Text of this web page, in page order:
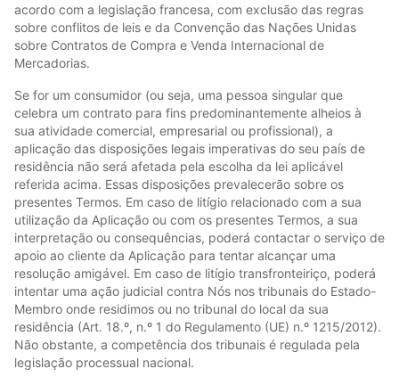
acordo com a legislação francesa, com exclusão das regras
sobre conflitos de leis e da Convenção das Nações Unidas
sobre Contratos de Compra e Venda Internacional de
Mercadorias.
Se for um consumidor (ou seja, uma pessoa singular que
celebra um contrato para fins predominantemente alheios à
sua atividade comercial, empresarial ou profissional), a
aplicação das disposições legais imperativas do seu país de
residência não será afetada pela escolha da lei aplicável
referida acima. Essas disposições prevalecerão sobre os
presentes Termos. Em caso de litígio relacionado com a sua
utilização da Aplicação ou com os presentes Termos, a sua
interpretação ou consequências, poderá contactar o serviço de
apoio ao cliente da Aplicação para tentar alcançar uma
resolução amigável. Em caso de litígio transfronteiriço, poderá
intentar uma ação judicial contra Nós nos tribunais do Estado-
Membro onde residimos ou no tribunal do local da sua
residência (Art. 18.º, n.º 1 do Regulamento (UE) n.º 1215/2012).
Não obstante, a competência dos tribunais é regulada pela
legislação processual nacional.